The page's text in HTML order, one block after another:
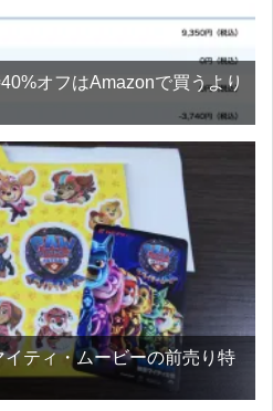
オフはAmazonで買うより
ティ・ムービーの前売り特